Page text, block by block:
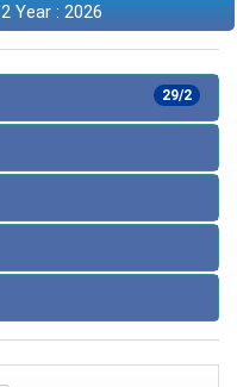
Year : 2026
29/2